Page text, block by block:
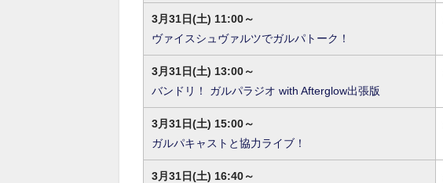
3月31日(土) 11:00～
ヴァイスシュヴァルツでガルパトーク！
3月31日(土) 13:00～
バンドリ！ ガルパラジオ with Afterglow出張版
3月31日(土) 15:00～
ガルパキャストと協力ライブ！
3月31日(土) 16:40～